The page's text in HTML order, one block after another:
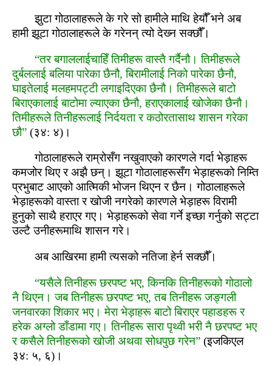
झुटा गोठालाहरूले के गरे सो हामीले माथि हेयौँ भने अब
हामी झूटा गोठालाहरूले के गरेनन् त्‍यो देख्‍न सक्‍छौँ।
“तर बगाललाईचाहिँ तिमीहरू वास्‍तै गर्दैनौ। तिमीहरूले
दुर्बललाई बलिया पारेका छैनौ, बिरामीलाई निको पारेका छैनौ,
घाइतेलाई मलहमपट्टी लगाइदिएका छैनौ। तिमीहरूले बाटो
बिराएकालाई बाटोमा ल्‍याएका छैनौ, हराएकालाई खोजेका छैनौ।
तिमीहरूले तिनीहरूलाई निर्दयता र कठोरतासाथ शासन गरेका
छौ” (३४: ४)।
गोठालाहरूले राम्रोसँग नखुवाएको कारणले गर्दा भेड़ाहरू
कमजोर थिए र अझै छन्। झूटा गोठालाहरूसँग भेड़ाहरूको निम्‍ति
प्रभुबाट आएको आत्‍मिकी भोजन थिएन र छैन। गोठालाहरूले
भेड़ाहरूको वास्‍ता र खोजी नगरेको कारणले भेड़ाहरू विरामी
हुनुको साथै हराएर गए। भेड़ाहरूको सेवा गर्ने इच्‍छा गर्नुको सट्टा
उल्‍टै उनीहरूमाथि शासन गरे।
अब आखिरमा हामी त्‍यसको नतिजा हेर्न सक्‍छौँ।
“यसैले तिनीहरू छरपष्‍ट भए, किनकि तिनीहरूको गोठालो
नै थिएन। जब तिनीहरू छरपष्‍ट भए, तब तिनीहरू जङ्गली
जनवारका शिकार भए। मेरा भेड़ाहरू बाटो बिराएर पहाडहरू र
हरेक अग्‍लो डाँडामा गए। तिनीहरू सारा पृथ्‍वी भरी नै छरपष्‍ट भए
र कसैले तिनीहरूको खोजी अथवा सोधपुछ गरेन” (इजकिएल
३४: ५, ६)।